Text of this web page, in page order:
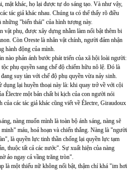
mặt khác, họ lại được tự do sáng tạo. Và như vậy,
tác giả khác nhau. Chúng ta có thể thấy rõ điều
những "biến thái" của hình tượng này.
vật phụ, được xây dựng nhằm làm nổi bật thêm bi
Còn Oreste là nhân vật chính, người đảm nhận
hành động của mình.
nào phản ánh bước phát triển của xã hội loài người:
phụ quyền sang chế độ chiếm hữu nô lệ. Đó là
suy tàn với chế độ phụ quyền vừa nảy sinh.
dụng lại huyền thoại này là: khi quay trở về với cội
Électre một bản chất bi kịch của con người nói
các tác giả khác cũng viết về Électre, Giraudoux
nàng muốn mình là toàn bộ ánh sáng, nàng sẽ
máu, hoả hoạn và chiến thắng. Nàng là "người
là quyền lực tinh thần chống lại quyền lực tạm
thuộc tất cả các nước". Sự xuất hiện của nàng
ảo ngay cả vầng trăng tròn".
là một thiếu nữ không nổi bật, thậm chí khá "im hơi